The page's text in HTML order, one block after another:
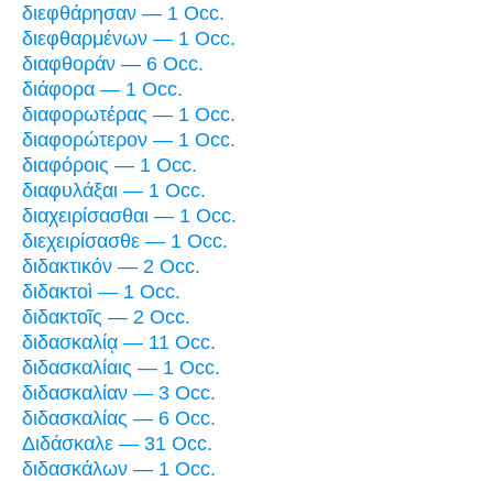
διεφθάρησαν — 1 Occ.
διεφθαρμένων — 1 Occ.
διαφθοράν — 6 Occ.
διάφορα — 1 Occ.
διαφορωτέρας — 1 Occ.
διαφορώτερον — 1 Occ.
διαφόροις — 1 Occ.
διαφυλάξαι — 1 Occ.
διαχειρίσασθαι — 1 Occ.
διεχειρίσασθε — 1 Occ.
διδακτικόν — 2 Occ.
διδακτοὶ — 1 Occ.
διδακτοῖς — 2 Occ.
διδασκαλίᾳ — 11 Occ.
διδασκαλίαις — 1 Occ.
διδασκαλίαν — 3 Occ.
διδασκαλίας — 6 Occ.
Διδάσκαλε — 31 Occ.
διδασκάλων — 1 Occ.